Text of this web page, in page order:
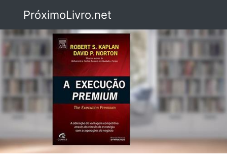
PróximoLivro.net